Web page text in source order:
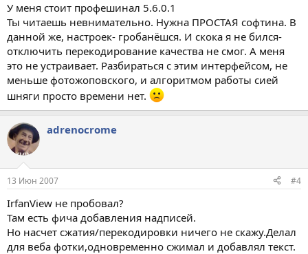
У меня стоит профешинал 5.6.0.1
Ты читаешь невнимательно. Нужна ПРОСТАЯ софтина. В
данной же, настроек- гробанёшся. И скока я не бился-
отключить перекодирование качества не смог. А меня
это не устраивает. Разбираться с этим интерфейсом, не
меньше фотожоповского, и алгоритмом работы сией
шняги просто времени нет.
adrenocrome
13 Июн 2007 #4
IrfanView не пробовал?
Там есть фича добавления надписей.
Но насчет сжатия/перекодировки ничего не скажу.Делал
для веба фотки,одновременно сжимал и добавлял текст.